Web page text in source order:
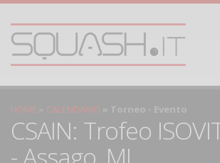
HOME CALENDARIO Torneo - Evento
CSAIN: Trofeo